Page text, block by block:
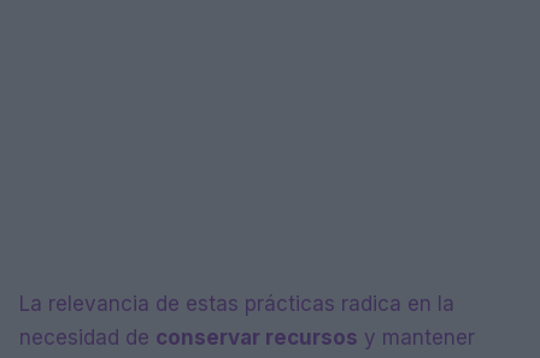
La relevancia de estas prácticas radica en la
necesidad de conservar recursos y mantener